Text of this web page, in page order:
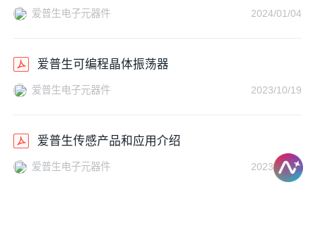
爱普生电子元器件 2024/01/04
爱普生可编程晶体振荡器
爱普生电子元器件 2023/10/19
爱普生传感产品和应用介绍
爱普生电子元器件 2023/10/19